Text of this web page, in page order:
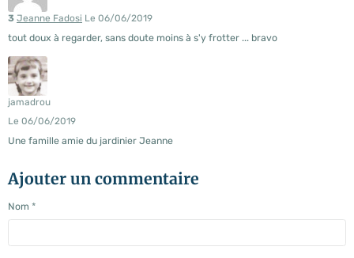
3 Jeanne Fadosi Le 06/06/2019
tout doux à regarder, sans doute moins à s'y frotter ... bravo
jamadrou
Le 06/06/2019
Une famille amie du jardinier Jeanne
Ajouter un commentaire
Nom